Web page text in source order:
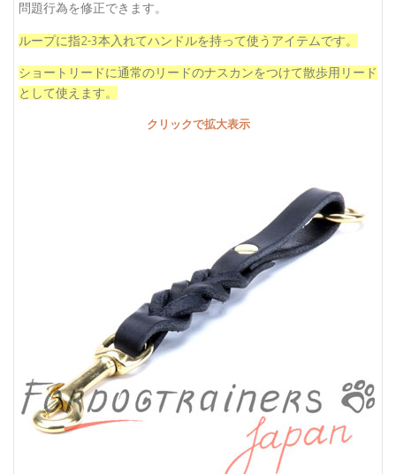
問題行為を修正できます。
ループに指2-3本入れてハンドルを持って使うアイテムです。
ショートリードに通常のリードのナスカンをつけて散歩用リード
として使えます。
クリックで拡大表示